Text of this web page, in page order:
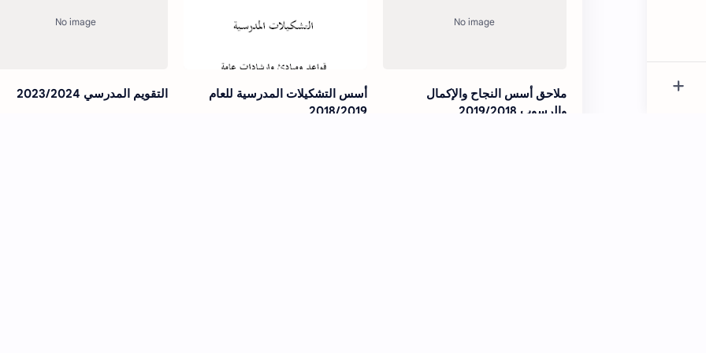
ملاحق أسس النجاح والإكمال
والرسوب 2019/2018
أسس التشكيلات المدرسية للعام
2018/2019
التقويم المدرسي 2023/2024